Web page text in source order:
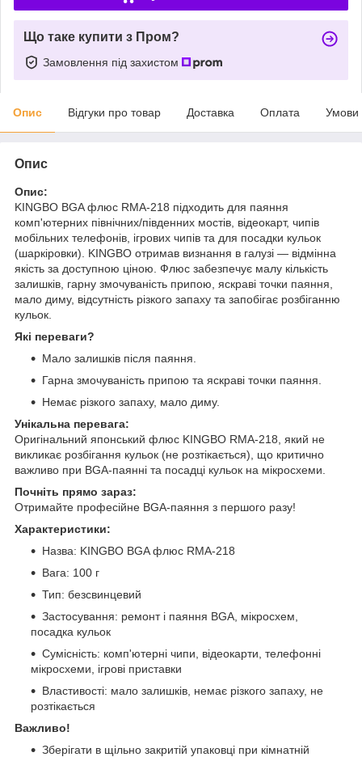
Що таке купити з Пром?
Замовлення під захистом
Опис Відгуки про товар Доставка Оплата Умови
Опис
Опис:
KINGBO BGA флюс RMA-218 підходить для паяння
комп'ютерних північних/південних мостів, відеокарт, чипів
мобільних телефонів, ігрових чипів та для посадки кульок
(шаркіровки). KINGBO отримав визнання в галузі — відмінна
якість за доступною ціною. Флюс забезпечує малу кількість
залишків, гарну змочуваність припою, яскраві точки паяння,
мало диму, відсутність різкого запаху та запобігає розбіганню
кульок.
Які переваги?
Мало залишків після паяння.
Гарна змочуваність припою та яскраві точки паяння.
Немає різкого запаху, мало диму.
Унікальна перевага:
Оригінальний японський флюс KINGBO RMA-218, який не
викликає розбігання кульок (не розтікається), що критично
важливо при BGA-паянні та посадці кульок на мікросхеми.
Почніть прямо зараз:
Отримайте професійне BGA-паяння з першого разу!
Характеристики:
Назва: KINGBO BGA флюс RMA-218
Вага: 100 г
Тип: безсвинцевий
Застосування: ремонт і паяння BGA, мікросхем,
посадка кульок
Сумісність: комп'ютерні чипи, відеокарти, телефонні
мікросхеми, ігрові приставки
Властивості: мало залишків, немає різкого запаху, не
розтікається
Важливо!
Зберігати в щільно закритій упаковці при кімнатній